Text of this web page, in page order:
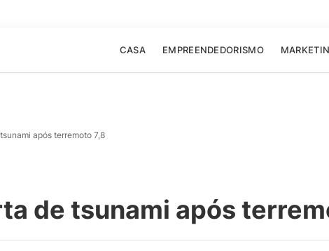
CASA EMPREENDEDORISMO
após terremoto 7,8
de tsunami após